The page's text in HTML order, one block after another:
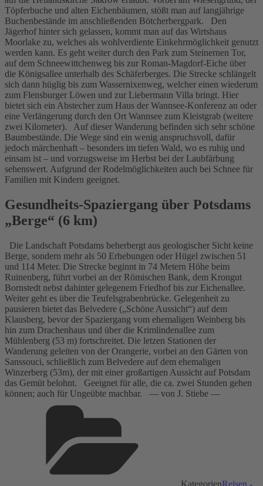
Töpferbuche und alten Eichenbäumen, stößt man auf langjährige
Buchenbestände im anschließenden Bötcherbergpark. Den
Jägerhof hinter sich gelassen, kommt man auf das Wirtshaus
Moorlake zu, welches als wohlverdiente Einkehrmöglichkeit genutzt
werden kann. Es geht weiter durch den Park zum Steinernen Tor,
auf dem Schneewittchenweg bis zur Roman-Magdorf-Eiche über
die Königsallee unterhalb des Schäferberges. Die Strecke schlängelt
sich dann hüglig bis zum Wassernixenweg, welcher einen wiederum
zum Flensburger Löwen und zur Liebermann Villa bringt. Hier
bietet sich ein Abstecher zum Haus der Wannsee-Konferenz an oder
eine Verlängerung durch den Ort Wannsee zum Kleistgrab (weitere
zwei Kilometer). Auf dieser Wanderung befinden sich sehr schöne
Baumbestände. Die Wege sind ein wenig anspruchsvoll, dafür
jedoch märchenhaft – besonders im tiefen Wald, wo es ruhig und
einsam ist – und vorzugsweise im Herbst bei der Laubfärbung
sehenswert. Aufgrund der Rodelmöglichkeiten auch bei Schnee für
Familien mit Kindern geeignet.
Gesundheits-Spaziergang über Potsdams
„Berge“ (6 km)
Die Landschaft Potsdams beherbergt aus geologischer Sicht keine
Berge, sondern mehr als 50 Erhebungen oder Hügel zwischen 51
und 114 Meter. Die Strecke beginnt in 74 Metern Höhe beim
Ruinenberg, führt vorbei an der Römischen Bank, dem Krongut
Bornstedt nebst dahinter gelegenem Friedhof bis zur Eichenallee.
Weiter geht es über die Teufelsgrabenbrücke. Gelegenheit zu
pausieren bietet das Belvedere („Schöne Aussicht“) auf dem
Klausberg, bevor der Spaziergang vom ehemaligen Weinberg bis
hin zum Drachenhaus und über die Krimlindenallee zum
Mühlenberg (53 m) fortschreitet. Die letzen Stationen der
Wanderung geleiten von der Orangerie, vorbei an den Gärten von
Sanssouci, schließlich zum Belvedere auf dem ehemaligen
Winzerberg (53m), der mit einer großartigen Aussicht auf Potsdam
das Gemüt belohnt. Geeignet für alle, die ca. zwei Stunden gehen
können; auch für Ungeübte machbar. –– von J. Stiebe ––